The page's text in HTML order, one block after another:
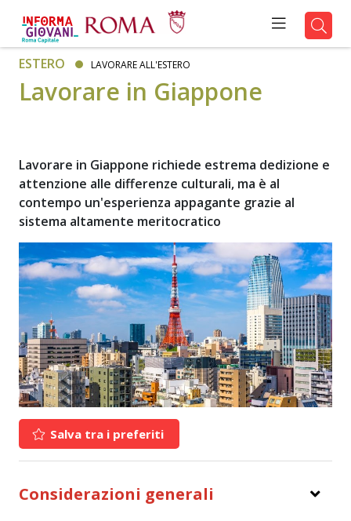
ESTERO LAVORARE ALL'ESTERO
Lavorare in Giappone
Lavorare in Giappone richiede estrema dedizione e
attenzione alle differenze culturali, ma è al
contempo un'esperienza appagante grazie al
sistema altamente meritocratico
Salva tra i preferiti
Considerazioni generali